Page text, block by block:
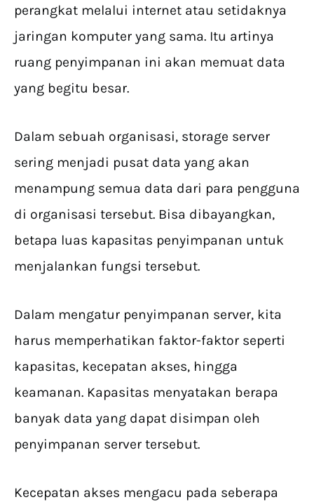
perangkat melalui internet atau setidaknya
jaringan komputer yang sama. Itu artinya
ruang penyimpanan ini akan memuat data
yang begitu besar.
Dalam sebuah organisasi, storage server
sering menjadi pusat data yang akan
menampung semua data dari para pengguna
di organisasi tersebut. Bisa dibayangkan,
betapa luas kapasitas penyimpanan untuk
menjalankan fungsi tersebut.
Dalam mengatur penyimpanan server, kita
harus memperhatikan faktor-faktor seperti
kapasitas, kecepatan akses, hingga
keamanan. Kapasitas menyatakan berapa
banyak data yang dapat disimpan oleh
penyimpanan server tersebut.
Kecepatan akses mengacu pada seberapa